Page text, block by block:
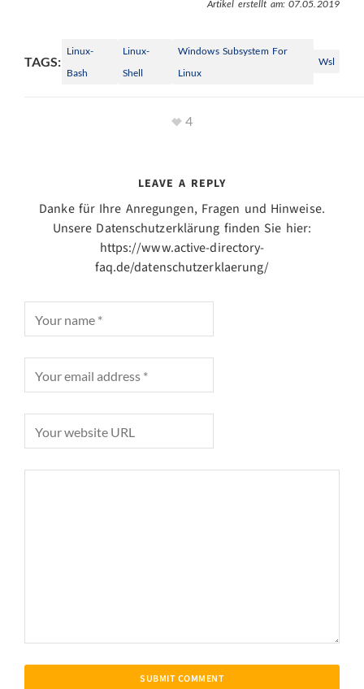
Artikel erstellt am: 07.05.2019
TAGS:
Linux-
Bash
Linux-
Shell
Windows Subsystem For
Linux
Wsl
4
LEAVE A REPLY
Danke für Ihre Anregungen, Fragen und Hinweise.
Unsere Datenschutzerklärung finden Sie hier:
https://www.active-directory-
faq.de/datenschutzerklaerung/